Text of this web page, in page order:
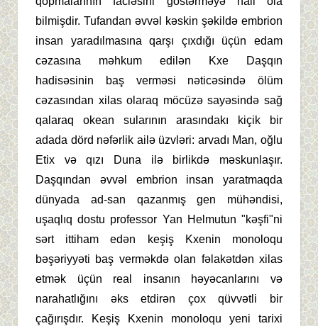
bilmişdir. Tufandan əvvəl kəskin şəkildə embrion
insan yaradılmasına qarşı çıxdığı üçün edam
cəzasına məhkum edilən Kxe Daşqın
hadisəsinin baş verməsi nəticəsində ölüm
cəzasından xilas olaraq möcüzə sayəsində sağ
qalaraq okean sularının arasındakı kiçik bir
adada dörd nəfərlik ailə üzvləri: arvadı Man, oğlu
Etix və qızı Duna ilə birlikdə məskunlaşır.
Daşqından əvvəl embrion insan yaratmaqda
dünyada ad-san qazanmış gen mühəndisi,
uşaqlıq dostu professor Yan Helmutun "kəşfi"ni
sərt ittiham edən keşiş Kxenin monoloqu
bəşəriyyəti baş verməkdə olan fəlakətdən xilas
etmək üçün real insanın həyəcanlarını və
narahatlığını əks etdirən çox qüvvətli bir
çağırışdır. Keşiş Kxenin monoloqu yeni tarixi